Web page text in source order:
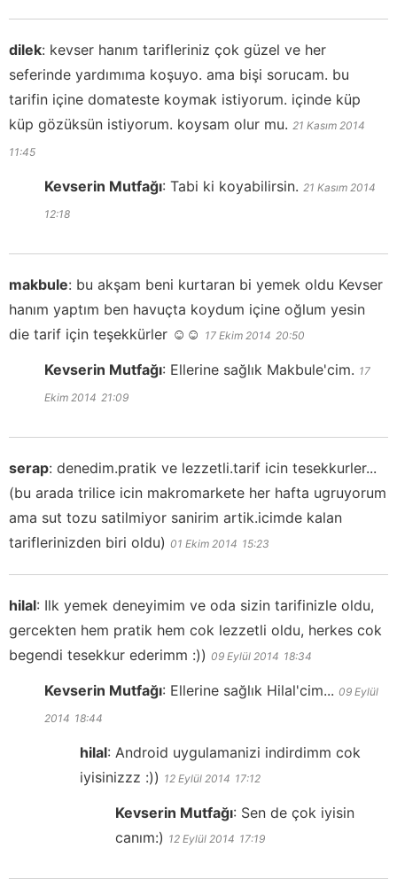
dilek: kevser hanım tarifleriniz çok güzel ve her
seferinde yardımıma koşuyo. ama bişi sorucam. bu
tarifin içine domateste koymak istiyorum. içinde küp
küp gözüksün istiyorum. koysam olur mu. 21 Kasım 2014
11:45
Kevserin Mutfağı: Tabi ki koyabilirsin. 21 Kasım 2014
12:18
makbule: bu akşam beni kurtaran bi yemek oldu Kevser
hanım yaptım ben havuçta koydum içine oğlum yesin
die tarif için teşekkürler ☺️☺️ 17 Ekim 2014 20:50
Kevserin Mutfağı: Ellerine sağlık Makbule'cim. 17
Ekim 2014 21:09
serap: denedim.pratik ve lezzetli.tarif icin tesekkurler...
(bu arada trilice icin makromarkete her hafta ugruyorum
ama sut tozu satilmiyor sanirim artik.icimde kalan
tariflerinizden biri oldu) 01 Ekim 2014 15:23
hilal: Ilk yemek deneyimim ve oda sizin tarifinizle oldu,
gercekten hem pratik hem cok lezzetli oldu, herkes cok
begendi tesekkur ederimm :)) 09 Eylül 2014 18:34
Kevserin Mutfağı: Ellerine sağlık Hilal'cim... 09 Eylül
2014 18:44
hilal: Android uygulamanizi indirdimm cok
iyisinizzz :)) 12 Eylül 2014 17:12
Kevserin Mutfağı: Sen de çok iyisin
canım:) 12 Eylül 2014 17:19